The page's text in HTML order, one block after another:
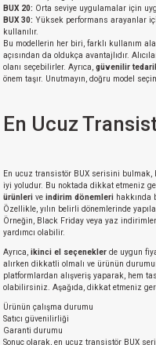
BUX 20: Orta seviye uygulamalar için
BUX 30: Yüksek performans arayanlar
kullanılır.
Bu modellerin her biri, farklı kullanım
açısından da oldukça avantajlıdır.
olanı seçebilirler. Ayrıca, güvenilir
önem taşır. Unutmayın, doğru model
En Ucuz
En ucuz transistör BUX serisini
iyi yoludur. Bu noktada dikkat etmeniz
ürünleri ve indirim dönemleri hakkında
Özellikle, yılın belirli dönemlerinde
Örneğin, Black Friday veya yaz
yardımcı olabilir.
Ayrıca, ikinci el seçenekler de uygun
alırken dikkatli olmalı ve ürünün
platformlardan alışveriş yaparak, hem
olabilirsiniz. Aşağıda, dikkat etmeniz
Ürünün çalışma durumu
Satıcı güvenilirliği
Garanti durumu
Sonuç olarak, en ucuz transistör BUX